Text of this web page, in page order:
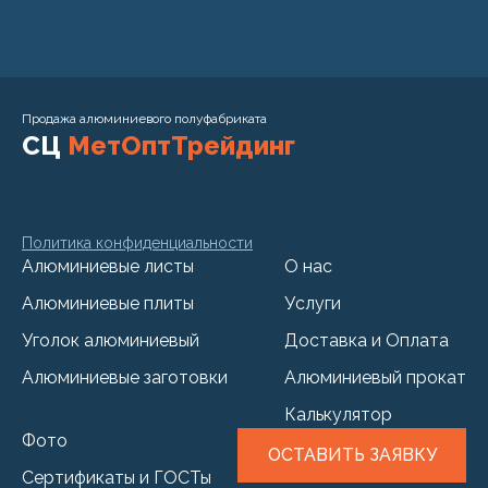
Продажа алюминиевого полуфабриката
СЦ МетОптТрейдинг
Политика конфиденциальности
Алюминиевые листы
Алюминиевые плиты
Уголок алюминиевый
Алюминиевые заготовки
О нас
Услуги
Доставка и Оплата
Алюминиевый прокат
Калькулятор
Фото
Сертификаты и ГОСТы
ОСТАВИТЬ ЗАЯВКУ